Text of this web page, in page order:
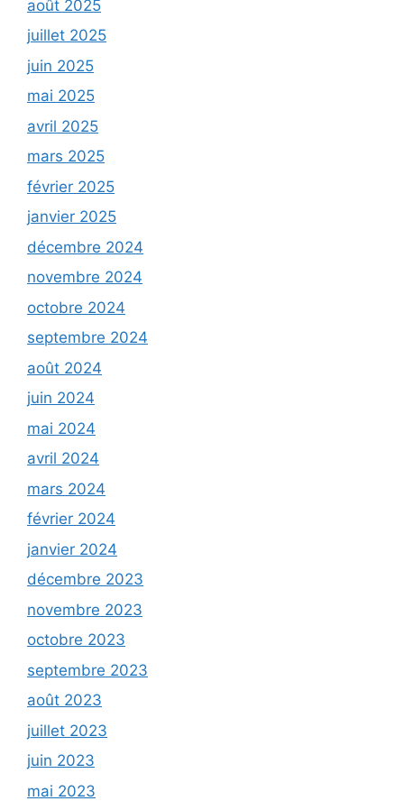
août 2025
juillet 2025
juin 2025
mai 2025
avril 2025
mars 2025
février 2025
janvier 2025
décembre 2024
novembre 2024
octobre 2024
septembre 2024
août 2024
juin 2024
mai 2024
avril 2024
mars 2024
février 2024
janvier 2024
décembre 2023
novembre 2023
octobre 2023
septembre 2023
août 2023
juillet 2023
juin 2023
mai 2023